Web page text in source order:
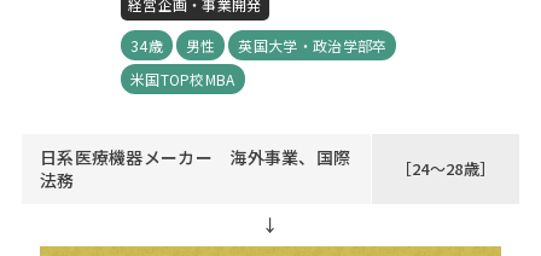
経営企画・事業開発
34歳
男性
英国大学・政治学部卒
米国TOP校MBA
日系医療機器メーカー 海外事業、国際
法務
［24～28歳］
↓